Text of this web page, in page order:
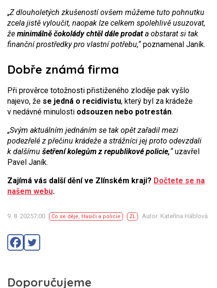
„Z dlouholetých zkušeností ovšem můžeme tuto pohnutku
zcela jistě vyloučit, naopak lze celkem spolehlivě usuzovat,
že minimálně čokolády chtěl dále prodata obstarat si tak
finanční prostředky pro vlastní potřebu,“poznamenal Janík.
Dobře známá firma
Při prověrce totožnosti přistiženého zloděje pak vyšlo
najevo, že se jedná o recidivistu, který byl za krádeže
v nedávné minulosti odsouzen nebo potrestán.
„Svým aktuálním jednáním se tak opět zařadil mezi
podezřelé z přečinu krádeže a strážníci jej proto odevzdali
k dalšímu šetření kolegům z republikové policie,“uzavřel
Pavel Janík.
Zajímá vás další dění ve Zlínském kraji? Dočtete se na
našem webu.
9. 8. 20257:00 Co se děje, Hasiči a policie ZL Autor: Kateřina Háblová